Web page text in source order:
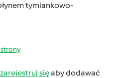
tymiankowo-
zarejestruj sięaby dodawać